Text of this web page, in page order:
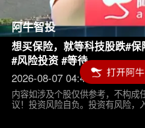
阿牛智投
想买保险，就等科技股跌#保
#风险投资 #等待
2026-08-07 04:45
内容如涉及个股仅供参考，不构成
议！投资风险自负。投资有风险，